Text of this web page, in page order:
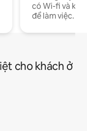
có Wi-fi và
để làm việc.
cho khách ở